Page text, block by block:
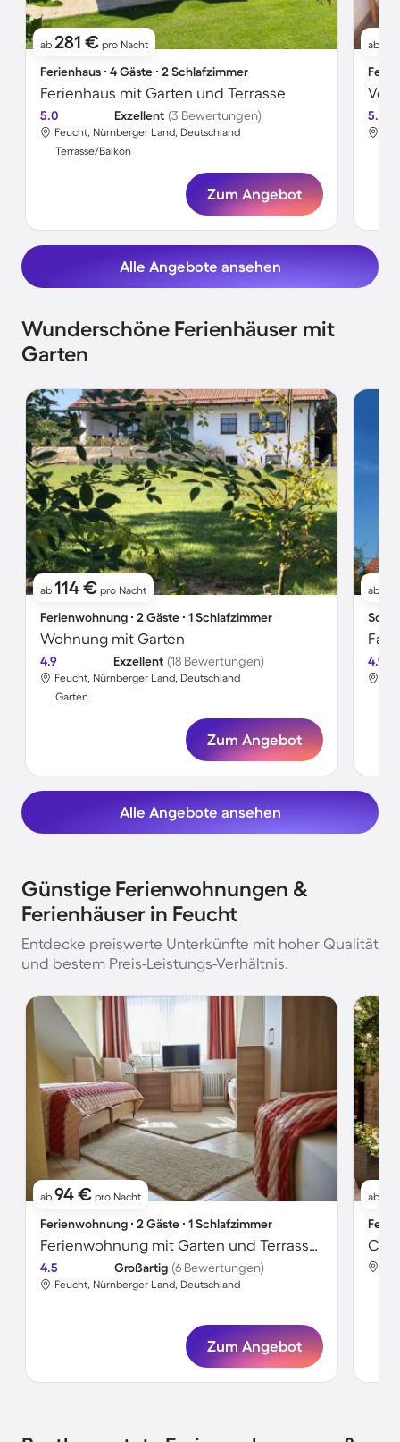
ab 281 € pro Nacht
Ferienhaus ∙ 4 Gäste ∙ 2 Schlafzimmer
Ferienhaus mit Garten und Terrasse
5.0 Exzellent (3 Bewertungen)
Feucht, Nürnberger Land, Deutschland
Terrasse/Balkon
Zum Angebot
ab
5.0
Alle Angebote ansehen
Wunderschöne Ferienhäuser mit
Garten
ab 114 € pro Nacht
Ferienwohnung ∙ 2 Gäste ∙ 1 Schlafzimmer
Wohnung mit Garten
4.9 Exzellent (18 Bewertungen)
Feucht, Nürnberger Land, Deutschland
Garten
Zum Angebot
ab
4.9
Alle Angebote ansehen
Günstige Ferienwohnungen &
Ferienhäuser in Feucht
Entdecke preiswerte Unterkünfte mit hoher Qualität
und bestem Preis-Leistungs-Verhältnis.
ab 94 € pro Nacht
Ferienwohnung ∙ 2 Gäste ∙ 1 Schlafzimmer
Ferienwohnung mit Garten und Terrasse | Perfekt für die Arbeit von Zuhause
4.5 Großartig (6 Bewertungen)
Feucht, Nürnberger Land, Deutschland
Zum Angebot
ab